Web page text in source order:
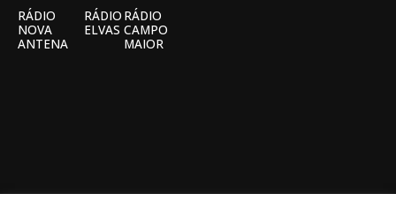
RÁDIO
NOVA
ANTENA
RÁDIO
ELVAS
RÁDIO
CAMPO
MAIOR